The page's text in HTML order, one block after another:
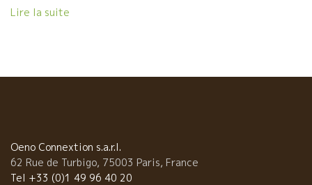
もガトーもあり、心地よいフランスの風が吹いています。
縄の海でやるのも最高ですよ。
Lire la suite
Oeno Connextion s.a.r.l.
62 Rue de Turbigo, 75003 Paris, France
Tel +33 (0)1 49 96 40 20